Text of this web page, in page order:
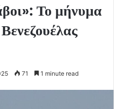
Το μήνυμα
71 1 minute read